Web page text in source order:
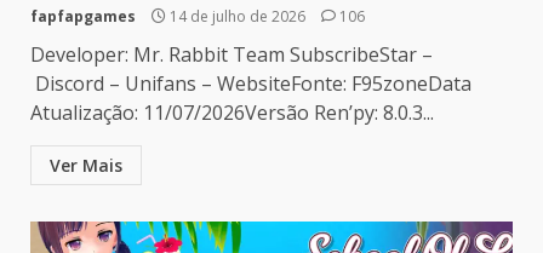
fapfapgames 14 de julho de 2026 106
Developer: Mr. Rabbit Team SubscribeStar –
Discord – Unifans – WebsiteFonte: F95zoneData
Atualização: 11/07/2026Versão Ren’py: 8.0.3...
Ver Mais